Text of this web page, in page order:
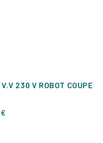
230 V ROBOT COUPE